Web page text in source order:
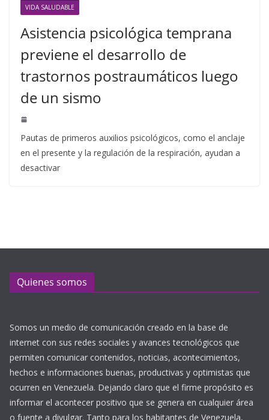
VIDA SALUDABLE
Asistencia psicológica temprana
previene el desarrollo de
trastornos postraumáticos luego
de un sismo
Pautas de primeros auxilios psicológicos, como el anclaje
en el presente y la regulación de la respiración, ayudan a
desactivar
Quienes somos
Somos un medio de comunicación creado en la base de
internet con sus redes sociales y avances tecnológicos que
permiten comunicar contenidos, noticias, acontecimientos,
hechos e informaciones buenas, productivas y optimistas que
ocurren en Venezuela. Dejando claro que el firme propósito es
informar el acontecer positivo que se genera en cualquier área
o fuente a divulgar. Tanto para los habitantes de Venezuela,